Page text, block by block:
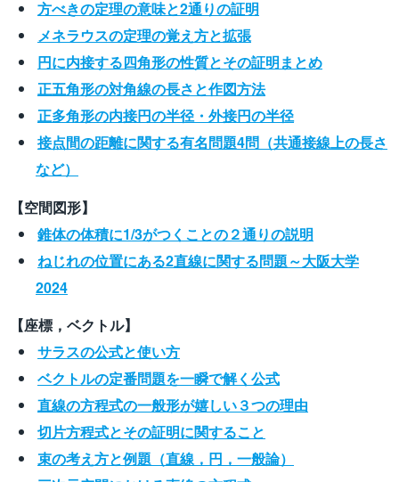
方べきの定理の意味と2通りの証明
メネラウスの定理の覚え方と拡張
円に内接する四角形の性質とその証明まとめ
正五角形の対角線の長さと作図方法
正多角形の内接円の半径・外接円の半径
接点間の距離に関する有名問題4問（共通接線上の長さ
など）
【空間図形】
錐体の体積に1/3がつくことの２通りの説明
ねじれの位置にある2直線に関する問題～大阪大学
2024
【座標，ベクトル】
サラスの公式と使い方
ベクトルの定番問題を一瞬で解く公式
直線の方程式の一般形が嬉しい３つの理由
切片方程式とその証明に関すること
束の考え方と例題（直線，円，一般論）